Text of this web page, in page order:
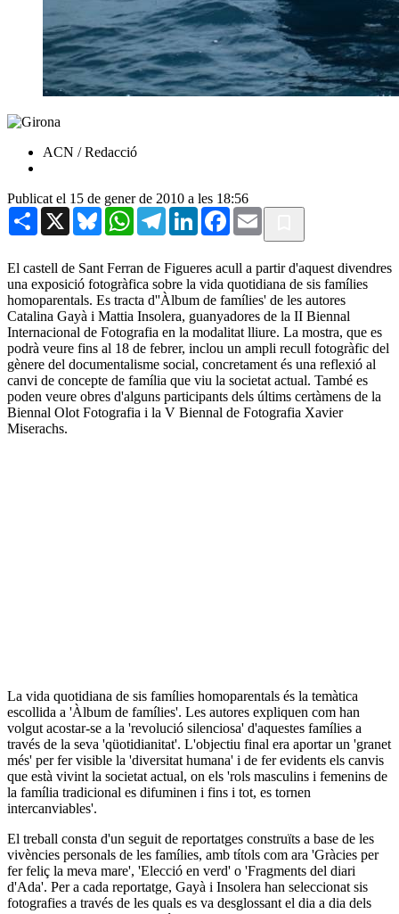
ACN / Redacció
Publicat el 15 de gener de 2010 a les 18:56
Share X BlueskyWhatsAppTelegramLinkedInFacebook
Email
El castell de Sant Ferran de Figueres acull a partir d'aquest divendres
una exposició fotogràfica sobre la vida quotidiana de sis famílies
homoparentals. Es tracta d''Àlbum de famílies' de les autores
Catalina Gayà i Mattia Insolera, guanyadores de la II Biennal
Internacional de Fotografia en la modalitat lliure. La mostra, que es
podrà veure fins al 18 de febrer, inclou un ampli recull fotogràfic del
gènere del documentalisme social, concretament és una reflexió al
canvi de concepte de família que viu la societat actual. També es
poden veure obres d'alguns participants dels últims certàmens de la
Biennal Olot Fotografia i la V Biennal de Fotografia Xavier
Miserachs.
La vida quotidiana de sis famílies homoparentals és la temàtica
escollida a 'Àlbum de famílies'. Les autores expliquen com han
volgut acostar-se a la 'revolució silenciosa' d'aquestes famílies a
través de la seva 'qüotidianitat'. L'objectiu final era aportar un 'granet
més' per fer visible la 'diversitat humana' i de fer evidents els canvis
que està vivint la societat actual, on els 'rols masculins i femenins de
la família tradicional es difuminen i fins i tot, es tornen
intercanviables'.
El treball consta d'un seguit de reportatges construïts a base de les
vivències personals de les famílies, amb títols com ara 'Gràcies per
fer feliç la meva mare', 'Elecció en verd' o 'Fragments del diari
d'Ada'. Per a cada reportatge, Gayà i Insolera han seleccionat sis
fotografies a través de les quals es va desglossant el dia a dia dels